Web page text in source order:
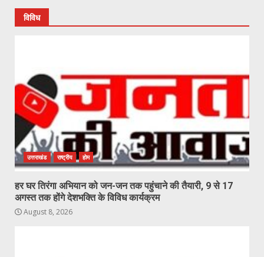
विविध
उत्तराखंड राष्ट्रीय होम
हर घर तिरंगा अभियान को जन-जन तक पहुंचाने की तैयारी, 9 से 17
अगस्त तक होंगे देशभक्ति के विविध कार्यक्रम
August 8, 2026